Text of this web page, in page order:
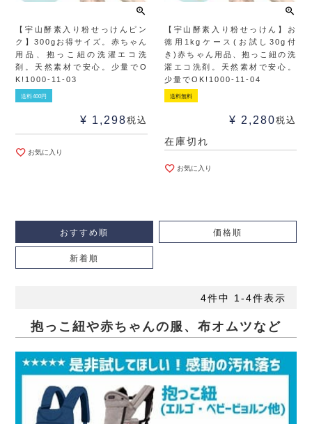
【宇山酵素入り粉せっけんピン
ク】300gお得サイズ。赤ちゃん
用品、抱っこ紐の洗濯エコ洗
剤。天然素材で安心。少量でO
K!1000-11-03
送料400円
¥ 1,298税込
お気に入り
【宇山酵素入り粉せっけん】お
徳用1kgケース(お試し30g付
き)赤ちゃん用品、抱っこ紐の洗
濯エコ洗剤。天然素材で安心。
少量でOK!1000-11-04
送料無料
¥ 2,280税込
在庫切れ
お気に入り
おすすめ順 価格順
新着順
4件中 1 -4件表示
抱っこ紐や赤ちゃんの服、布オムツなど